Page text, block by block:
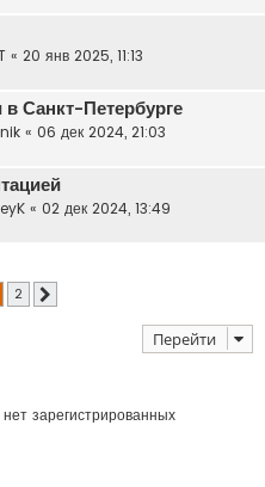
« 20 янв 2025, 11:13
Санкт-Петербурге
« 06 дек 2024, 21:03
« 02 дек 2024, 13:49
2
Перейти
зарегистрированных